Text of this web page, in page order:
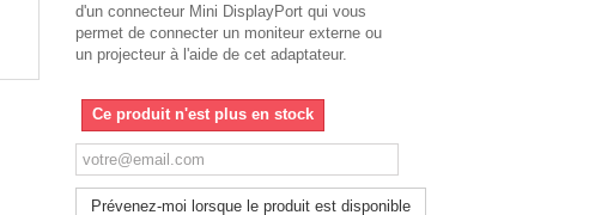
d'un connecteur Mini DisplayPort qui vous
permet de connecter un moniteur externe ou
un projecteur à l'aide de cet adaptateur.
Ce produit n'est plus en stock
Prévenez-moi lorsque le produit est disponible